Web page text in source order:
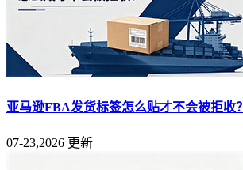
亚马逊FBA发货标签怎么贴才不会被拒收？
07-23,2026 更新